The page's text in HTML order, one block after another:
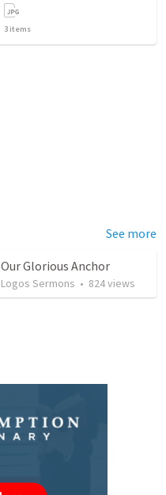
3 items
See more
Our Glorious Anchor
Logos Sermons • 824views